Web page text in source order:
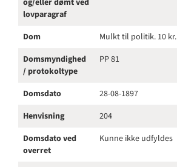
og/eller dømt ved
lovparagraf
Dom
Mulkt til politik. 10 kr.
Domsmyndighed
/ protokoltype
PP 81
Domsdato
28-08-1897
Henvisning
204
Domsdato ved
overret
Kunne ikke udfyldes